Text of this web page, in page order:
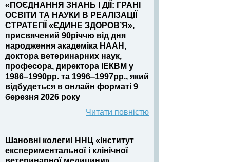
«ПОЄДНАННЯ ЗНАНЬ І ДІЇ: ГРАНІ
ОСВІТИ ТА НАУКИ В РЕАЛІЗАЦІЇ
СТРАТЕГІЇ «ЄДИНЕ ЗДОРОВ’Я»,
присвячений 90річчю від дня
народження академіка НААН,
доктора ветеринарних наук,
професора, директора ІЕКВМ у
1986‒1990рр. та 1996‒1997рр., який
відбудеться в онлайн форматі 9
березня 2026 року
Читати повністю
Шановні колеги! ННЦ «Інститут
експериментальної і клінічної